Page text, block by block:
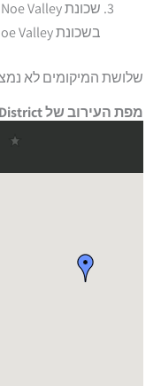
בשכונת Noe Valley.
שלושת המיקומים לא
מפת העירוב של Sunset District